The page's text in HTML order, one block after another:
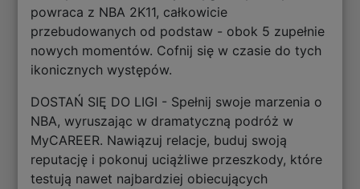
powraca z NBA 2K11, całkowicie
przebudowanych od podstaw - obok 5 zupełnie
nowych momentów. Cofnij się w czasie do tych
ikonicznych występów.
DOSTAŃ SIĘ DO LIGI - Spełnij swoje marzenia o
NBA, wyruszając w dramatyczną podróż w
MyCAREER. Nawiązuj relacje, buduj swoją
reputację i pokonuj uciążliwe przeszkody, które
testują nawet najbardziej obiecujących